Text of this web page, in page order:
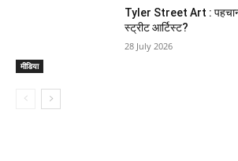
मीडिया
Tyler Street Art : पहचान
स्ट्रीट आर्टिस्ट?
28 July 2026